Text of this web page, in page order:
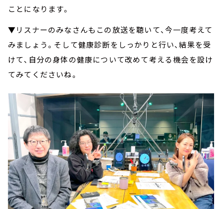
ことになります。
▼リスナーのみなさんもこの放送を聴いて、今一度考えて
みましょう。そして健康診断をしっかりと行い、結果を受
けて、自分の身体の健康について改めて考える機会を設け
てみてくださいね。